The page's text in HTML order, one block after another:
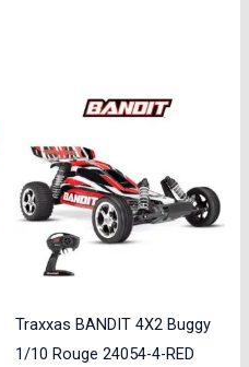
Traxxas BANDIT 4X2 Buggy
1/10 Rouge 24054-4-RED